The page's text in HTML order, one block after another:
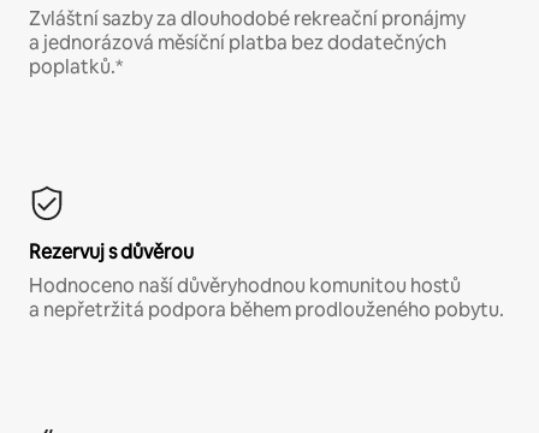
Zvláštní sazby za dlouhodobé rekreační pronájmy
a jednorázová měsíční platba bez dodatečných
poplatků.*
Rezervuj s důvěrou
Hodnoceno naší důvěryhodnou komunitou hostů
a nepřetržitá podpora během prodlouženého pobytu.